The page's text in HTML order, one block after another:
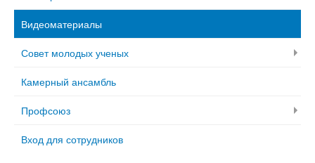
Видеоматериалы
Совет молодых ученых
Камерный ансамбль
Профсоюз
Вход для сотрудников